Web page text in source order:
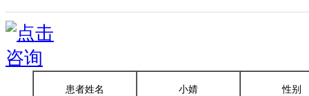
患者姓名 小婧 性别